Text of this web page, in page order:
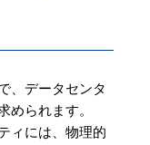
、データセンタ
められます。
ィには、物理的